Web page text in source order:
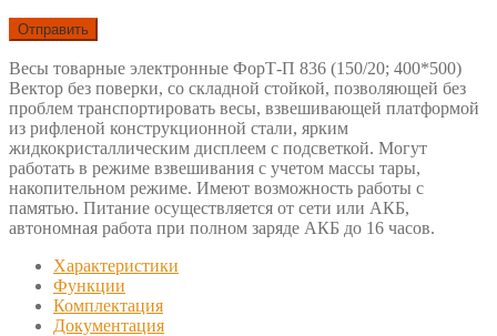
Весы товарные электронные ФорТ-П 836 (150/20; 400*500)
Вектор без поверки, со складной стойкой, позволяющей без
проблем транспортировать весы, взвешивающей платформой
из рифленой конструкционной стали, ярким
жидкокристаллическим дисплеем с подсветкой. Могут
работать в режиме взвешивания с учетом массы тары,
накопительном режиме. Имеют возможность работы с
памятью. Питание осуществляется от сети или АКБ,
автономная работа при полном заряде АКБ до 16 часов.
Характеристики
Функции
Комплектация
Документация